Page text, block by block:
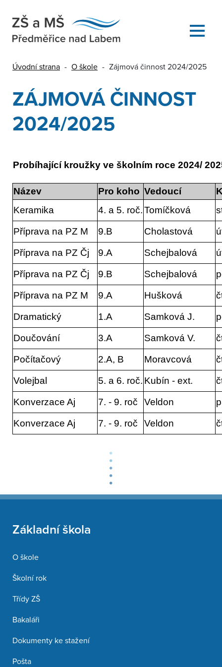
Úvodní strana - O škole - Zájmová činnost 2024/2025
ZÁJMOVÁ ČINNOST
2024/2025
Probíhající kroužky ve školním roce 2024/
Název Pro koho Vedoucí
Keramika
4. a 5. roč.Tomíčková
Příprava na PZ M 9.B Cholastová
Příprava na PZ Čj 9.A Schejbalová
Příprava na PZ Čj 9.B Schejbalová
Příprava na PZ M 9.A Hušková
Dramatický 1.A Samková J.
Doučování 3.A Samková V.
Počítačový 2.A, B Moravcová
Volejbal 5. a 6. roč. Kubín - ext.
Konverzace Aj 7. - 9. roč Veldon
Konverzace Aj 7. - 9. roč Veldon
Základní škola
O škole
Školní rok
Třídy ZŠ
Bakaláři
Dokumenty ke stažení
Pošta